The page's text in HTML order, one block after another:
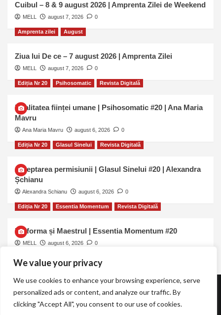
We value your privacy
We use cookies to enhance your browsing experience, serve
personalized ads or content, and analyze our traffic. By
clicking "Accept All", you consent to our use of cookies.
Cuibul – 8 & 9 august 2026 | Amprenta Zilei de Weekend
MELL august 7, 2026 0
Amprenta zilei August
Ziua lui De ce – 7 august 2026 | Amprenta Zilei
MELL august 7, 2026 0
Ediția Nr 20 Psihosomatic Revista Digitală
Dualitatea ființei umane | Psihosomatic #20 | Ana Maria
Mavru
Ana Maria Mavru august 6, 2026 0
Ediția Nr 20 Glasul Sinelui Revista Digitală
Așteptarea permisiunii | Glasul Sinelui #20 | Alexandra
Șchianu
Alexandra Schianu august 6, 2026 0
Ediția Nr 20 Essentia Momentum Revista Digitală
Uniforma și Maestrul | Essentia Momentum #20
MELL august 6, 2026 0
Revista TOT.UNA | Essentia Momentum